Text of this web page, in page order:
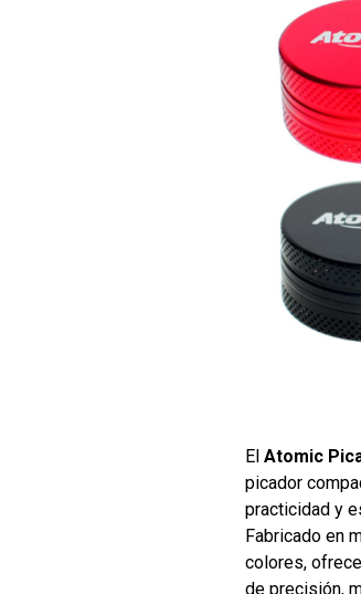
ElAtomic
picador
practicidad y
Fabricado en
colores,
de precisión,